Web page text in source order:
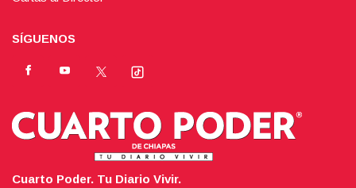
SÍGUENOS
Cuarto Poder. Tu Diario Vivir.